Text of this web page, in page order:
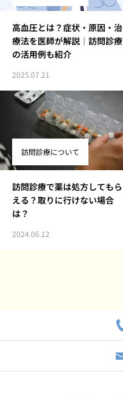
高血圧とは？症状・原因・治
療法を医師が解説｜訪問診療
の活用例も紹介
2025.07.21
訪問診療について
訪問診療で薬は処方してもら
える？取りに行けない場合
は？
2024.06.12